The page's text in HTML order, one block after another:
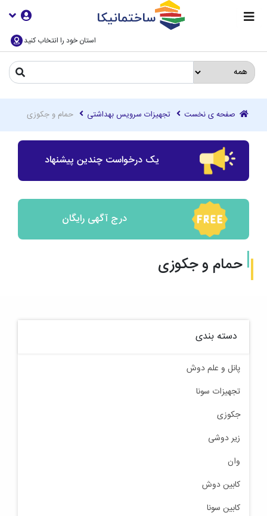
استان خود را انتخاب کنید
صفحه ی نخست تجهیزات سرویس بهداشتی حمام و جکوزی
یک درخواست چندین پیشنهاد
درج آگهی رایگان
حمام و جکوزی
دسته بندی
پانل و علم دوش
تجهیزات سونا
جکوزی
زیر دوشی
وان
کابین دوش
کابین سونا